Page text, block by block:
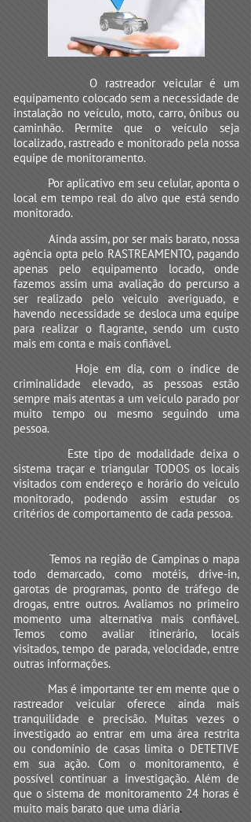
O rastreador veicular é um
equipamento colocado sem a necessidade de
instalação no veículo, moto, carro, ônibus ou
caminhão. Permite que o veículo seja
localizado, rastreado e monitorado pela nossa
equipe de monitoramento.
Por aplicativo em seu celular, aponta o
local em tempo real do alvo que está sendo
monitorado.
Ainda assim, por ser mais barato, nossa
agência opta pelo RASTREAMENTO, pagando
apenas pelo equipamento locado, onde
fazemos assim uma avaliação do percurso a
ser realizado pelo veiculo averiguado, e
havendo necessidade se desloca uma equipe
para realizar o flagrante, sendo um custo
mais em conta e mais confiável.
Hoje em dia, com o índice de
criminalidade elevado, as pessoas estão
sempre mais atentas a um veiculo parado por
muito tempo ou mesmo seguindo uma
pessoa.
Este tipo de modalidade deixa o
sistema traçar e triangular TODOS os locais
visitados com endereço e horário do veiculo
monitorado, podendo assim estudar os
critérios de comportamento de cada pessoa.
Temos na região de Campinas o mapa
todo demarcado, como motéis, drive-in,
garotas de programas, ponto de tráfego de
drogas, entre outros. Avaliamos no primeiro
momento uma alternativa mais confiável.
Temos como avaliar itinerário, locais
visitados, tempo de parada, velocidade, entre
outras informações.
Mas é importante ter em mente que o
rastreador veicular oferece ainda mais
tranquilidade e precisão. Muitas vezes o
investigado ao entrar em uma área restrita
ou condomínio de casas limita o DETETIVE
em sua ação. Com o monitoramento, é
possível continuar a investigação. Além de
que o sistema de monitoramento 24 horas é
muito mais barato que uma diária.